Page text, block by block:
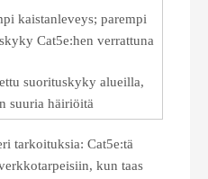
kaistanleveys; parempi
Cat5e:hen verrattuna
suorituskyky alueilla,
suuria häiriöitä
tarkoituksia: Cat5e:tä
kun taas